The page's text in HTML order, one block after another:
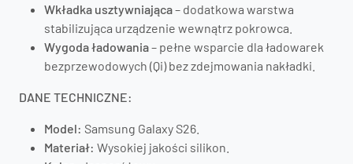
Wkładka usztywniająca– dodatkowa warstwa
stabilizująca urządzenie wewnątrz pokrowca.
Wygoda ładowania– pełne wsparcie dla ładowarek
bezprzewodowych (Qi) bez zdejmowania nakładki.
DANE TECHNICZNE:
Model: Samsung Galaxy S26.
Materiał: Wysokiej jakości silikon.